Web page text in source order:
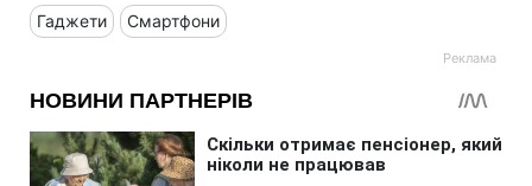
Гаджети Смартфони